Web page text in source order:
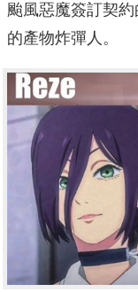
颱風惡魔簽訂契
的產物炸彈人。